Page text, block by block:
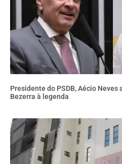
Presidente do PSDB, Aécio
Bezerra à legenda